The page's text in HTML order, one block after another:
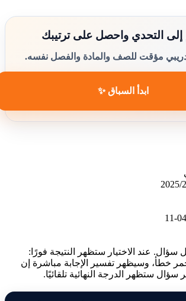
التحدي واحصل على ترتيبك
مؤقت للصف والمادة والفصل نفسه.
ابدأ السباق ✨
2025/
سؤال. عند الاختيار ستظهر النتيجة فورًا:
خطأ، وسيظهر تفسير الإجابة مباشرة إن
ستظهر الدرجة النهائية تلقائيًا.